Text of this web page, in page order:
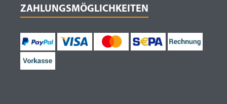
ZAHLUNGSMÖGLICHKEITEN